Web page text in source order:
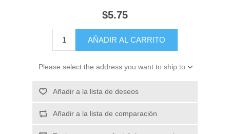
$5.75
Please select the address you want to ship to